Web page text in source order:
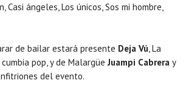
Casi ángeles, Los únicos, Sos mi hombre,
de bailar estará presente Deja Vú , La
pop, y de Malargüe Juampi Cabrera y
del evento.